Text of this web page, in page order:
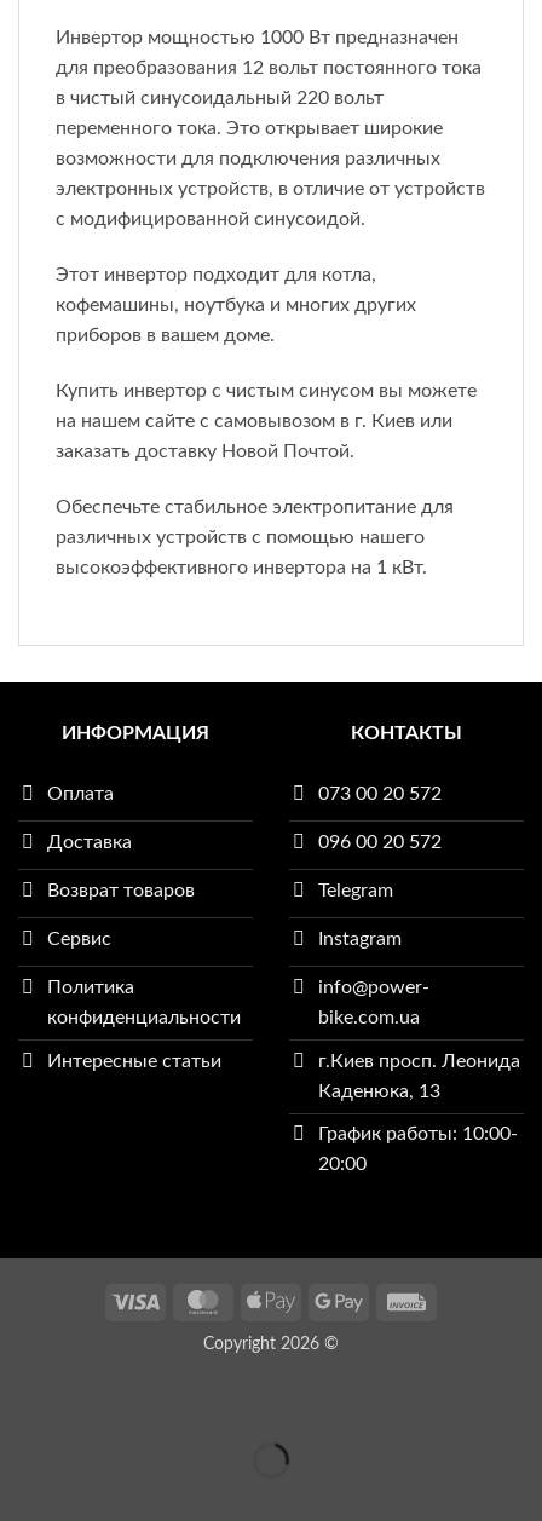
Инвертор мощностью 1000 Вт предназначен
для преобразования 12 вольт постоянного тока
в чистый синусоидальный 220 вольт
переменного тока. Это открывает широкие
возможности для подключения различных
электронных устройств, в отличие от устройств
с модифицированной синусоидой.
Этот инвертор подходит для котла,
кофемашины, ноутбука и многих других
приборов в вашем доме.
Купить инвертор с чистым синусом вы можете
на нашем сайте с самовывозом в г. Киев или
заказать доставку Новой Почтой.
Обеспечьте стабильное электропитание для
различных устройств с помощью нашего
высокоэффективного инвертора на 1 кВт.
ИНФОРМАЦИЯ
Оплата
Доставка
Возврат товаров
Сервис
Политика
конфиденциальности
Интересные статьи
КОНТАКТЫ
073 00 20 572
096 00 20 572
Telegram
Instagram
info@power-
bike.com.ua
г.Киев просп. Леонида
Каденюка, 13
График работы: 10:00-
20:00
Visa MasterCardApple
Google
Copyright 2026 ©